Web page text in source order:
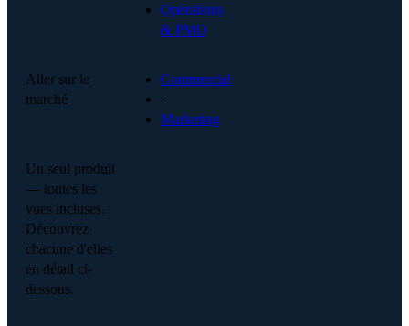
Opérations
& PMO
Aller sur le
marché
Commercial
·
Marketing
Un seul produit
— toutes les
vues incluses.
Découvrez
chacune d'elles
en détail ci-
dessous.